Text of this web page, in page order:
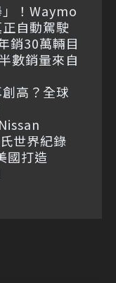
！Waymo
自動駕駛
銷30萬輛目
數銷量來自
高？全球
世界紀錄
國打造